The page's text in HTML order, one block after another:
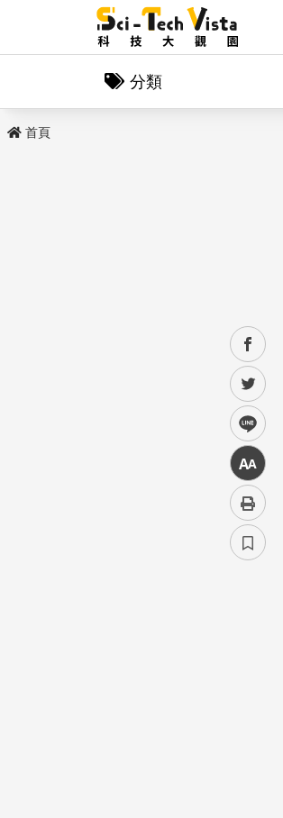
分類
首頁
facebook
twitter
line
中